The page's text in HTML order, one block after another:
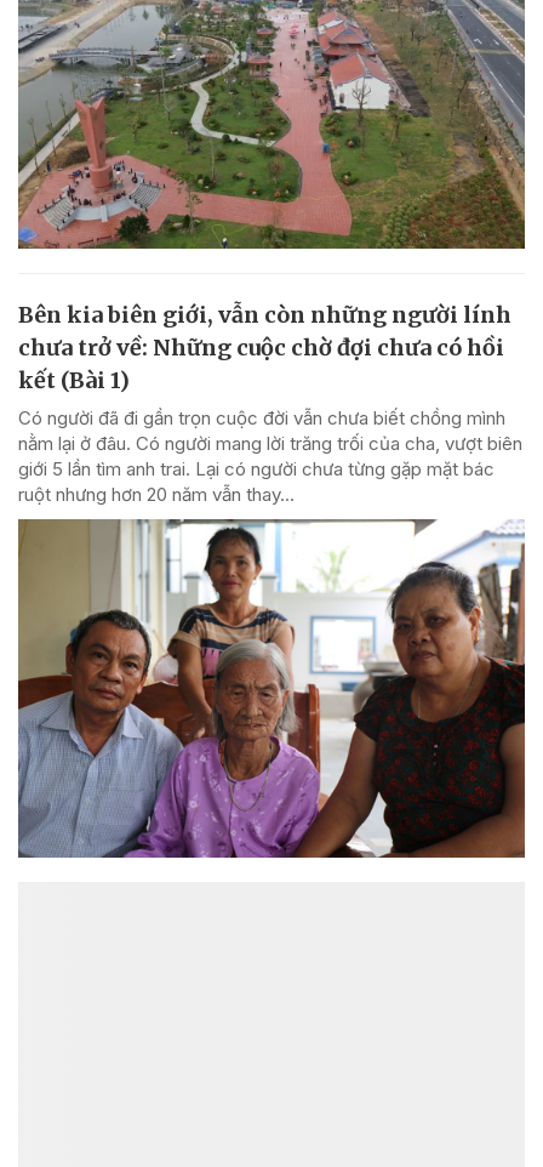
Bên kia biên giới, vẫn còn những người lính
chưa trở về: Những cuộc chờ đợi chưa có hồi
kết (Bài 1)
Có người đã đi gần trọn cuộc đời vẫn chưa biết chồng mình
nằm lại ở đâu. Có người mang lời trăng trối của cha, vượt biên
giới 5 lần tìm anh trai. Lại có người chưa từng gặp mặt bác
ruột nhưng hơn 20 năm vẫn thay...